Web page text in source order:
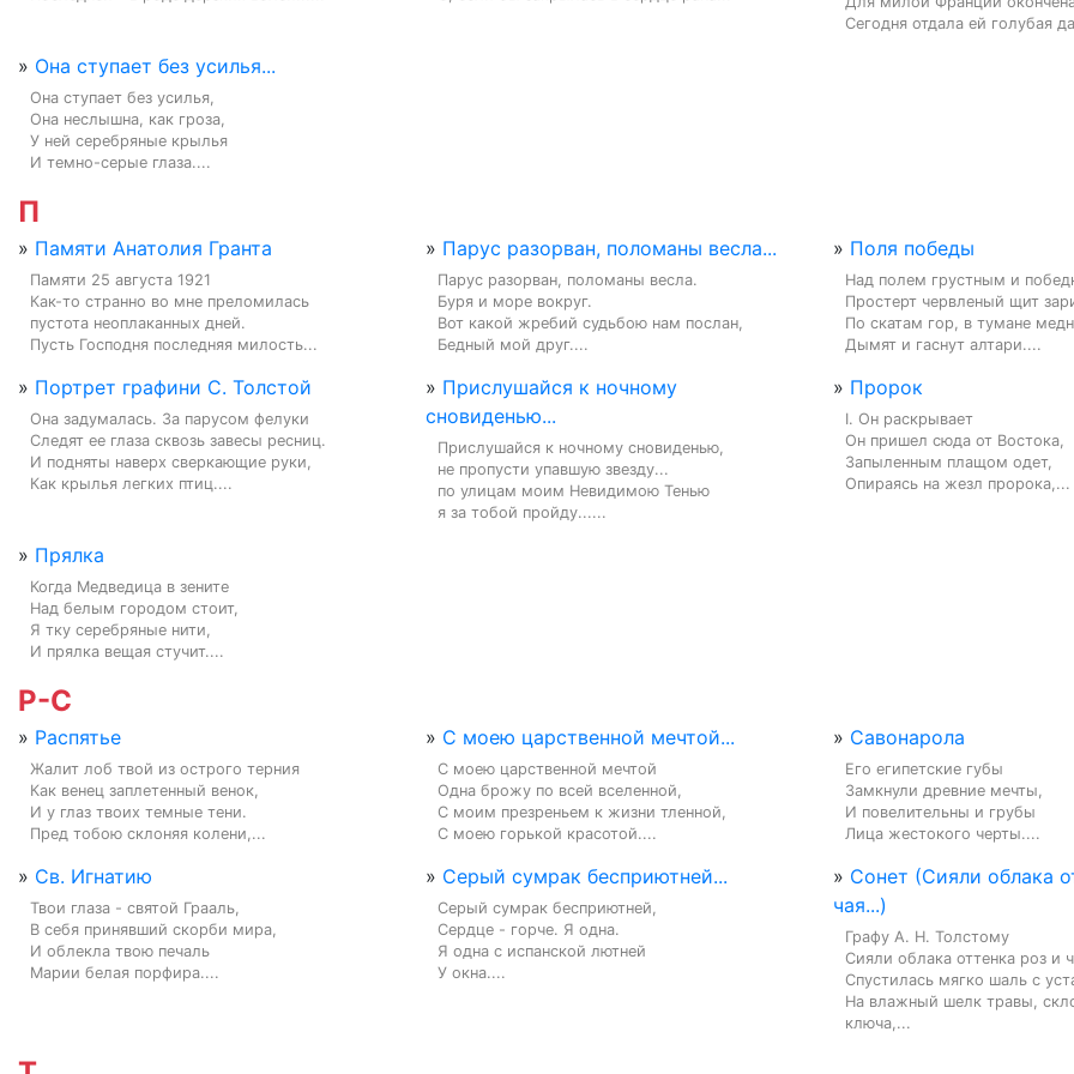
Сегодня отдала ей голубая
» Она ступает без усилья...
Она ступает без усилья,
Она неслышна, как гроза,
У ней серебряные крылья
И темно-серые глаза....
П
» Памяти Анатолия Гранта
Памяти 25 августа 1921
Как-то странно во мне преломилась
пустота неоплаканных дней.
Пусть Господня последняя милость...
» Парус разорван, поломаны весла...
Парус разорван, поломаны весла.
Буря и море вокруг.
Вот какой жребий судьбою нам послан,
Бедный мой друг....
» Поля победы
Над полем грустным и
Простерт червленый щит
По скатам гор, в тумане
Дымят и гаснут алтари....
» Портрет графини С. Толстой
Она задумалась. За парусом фелуки
Следят ее глаза сквозь завесы ресниц.
И подняты наверх сверкающие руки,
Как крылья легких птиц....
» Прислушайся к ночному
сновиденью...
Прислушайся к ночному сновиденью,
не пропусти упавшую звезду...
по улицам моим Невидимою Тенью
я за тобой пройду......
» Пророк
I. Он раскрывает
Он пришел сюда от Востока,
Запыленным плащом одет,
Опираясь на жезл пророка,...
» Прялка
Когда Медведица в зените
Над белым городом стоит,
Я тку серебряные нити,
И прялка вещая стучит....
Р-С
» Распятье
Жалит лоб твой из острого терния
Как венец заплетенный венок,
И у глаз твоих темные тени.
Пред тобою склоняя колени,...
» С моею царственной мечтой...
С моею царственной мечтой
Одна брожу по всей вселенной,
С моим презреньем к жизни тленной,
С моею горькой красотой....
» Савонарола
Его египетские губы
Замкнули древние мечты,
И повелительны и грубы
Лица жестокого черты....
» Св. Игнатию
Твои глаза - святой Грааль,
В себя принявший скорби мира,
И облекла твою печаль
Марии белая порфира....
» Серый сумрак бесприютней...
Серый сумрак бесприютней,
Сердце - горче. Я одна.
Я одна с испанской лютней
У окна....
» Сонет (Сияли облака
чая...)
Графу А. Н. Толстому
Сияли облака оттенка роз и
Спустилась мягко шаль с
На влажный шелк травы,
ключа,...